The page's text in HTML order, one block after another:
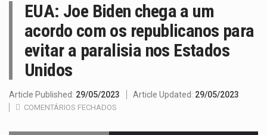
EUA: Joe Biden chega a um
acordo com os republicanos para
evitar a paralisia nos Estados
Unidos
Article Published: 29/05/2023 Article Updated: 29/05/2023
COMENTÁRIOS FECHADOS